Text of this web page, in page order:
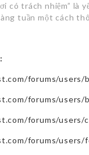
có trách nhiệm” là
tuần một cách
forums/users/
forums/users/
forums/users/
forums/users/